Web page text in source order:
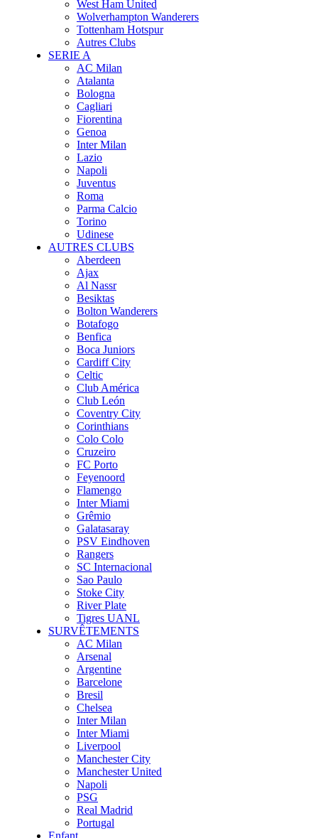
West Ham United
Wolverhampton Wanderers
Tottenham Hotspur
Autres Clubs
SERIE A
AC Milan
Atalanta
Bologna
Cagliari
Fiorentina
Genoa
Inter Milan
Lazio
Napoli
Juventus
Roma
Parma Calcio
Torino
Udinese
AUTRES CLUBS
Aberdeen
Ajax
Al Nassr
Besiktas
Bolton Wanderers
Botafogo
Benfica
Boca Juniors
Cardiff City
Celtic
Club América
Club León
Coventry City
Corinthians
Colo Colo
Cruzeiro
FC Porto
Feyenoord
Flamengo
Inter Miami
Grêmio
Galatasaray
PSV Eindhoven
Rangers
SC Internacional
Sao Paulo
Stoke City
River Plate
Tigres UANL
SURVÊTEMENTS
AC Milan
Arsenal
Argentine
Barcelone
Bresil
Chelsea
Inter Milan
Inter Miami
Liverpool
Manchester City
Manchester United
Napoli
PSG
Real Madrid
Portugal
Enfant